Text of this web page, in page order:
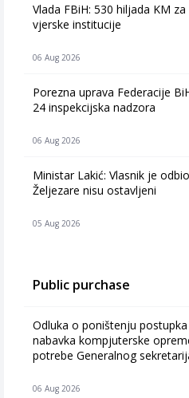
Vlada FBiH: 530 hiljada KM
vjerske institucije
06 Aug 2026
Porezna uprava Federacije
24 inspekcijska nadzora
06 Aug 2026
Ministar Lakić: Vlasnik je
Željezare nisu ostavljeni
05 Aug 2026
Public purchase
Odluka o poništenju
nabavka kompjuterske
potrebe Generalnog
06 Aug 2026